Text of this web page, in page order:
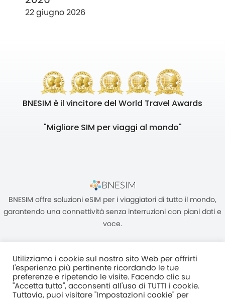
22 giugno 2026
BNESIM è il vincitore del World Travel Awards
"Migliore SIM per viaggi al mondo"
BNESIM offre soluzioni eSIM per i viaggiatori di tutto il mondo,
garantendo una connettività senza interruzioni con piani dati e
voce.
Unità C, 8/F, King Palace Plaza, NO:55 King Yip Street, Kwun Tong,
Kowloon, HONG KONG
Utilizziamo i cookie sul nostro sito Web per offrirti
l'esperienza più pertinente ricordando le tue
preferenze e ripetendo le visite. Facendo clic su
"Accetta tutto", acconsenti all'uso di TUTTI i cookie.
Tuttavia, puoi visitare "Impostazioni cookie" per